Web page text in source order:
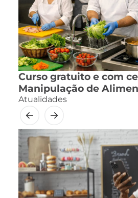
Curso gratuito e com
Manipulação de
Atualidades